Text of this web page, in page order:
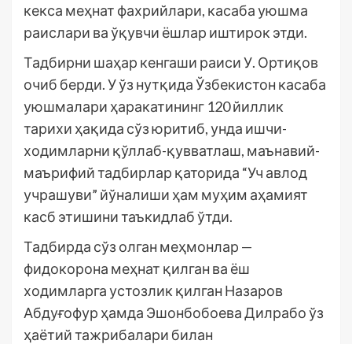
кекса меҳнат фахрийлари, касаба уюшма
раислари ва ўқувчи ёшлар иштирок этди.
Тадбирни шаҳар кенгаши раиси У. Ортиқов
очиб берди. У ўз нутқида Ўзбекистон касаба
уюшмалари ҳаракатининг 120 йиллик
тарихи ҳақида сўз юритиб, унда ишчи-
ходимларни қўллаб-қувватлаш, маънавий-
маърифий тадбирлар қаторида “Уч авлод
учрашуви” йўналиши ҳам муҳим аҳамият
касб этишини таъкидлаб ўтди.
Тадбирда сўз олган меҳмонлар —
фидокорона меҳнат қилган ва ёш
ходимларга устозлик қилган Назаров
Абдуғофур ҳамда Эшонбобоева Дилрабо ўз
ҳаётий тажрибалари билан